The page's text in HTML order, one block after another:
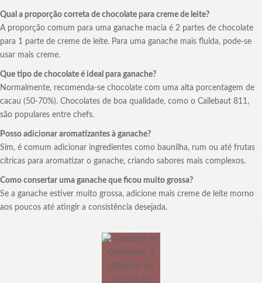
Qual a proporção correta de chocolate para creme de leite?
A proporção comum para uma ganache macia é 2 partes de chocolate
para 1 parte de creme de leite. Para uma ganache mais fluida, pode-se
usar mais creme.
Que tipo de chocolate é ideal para ganache?
Normalmente, recomenda-se chocolate com uma alta porcentagem de
cacau (50-70%). Chocolates de boa qualidade, como o Callebaut 811,
são populares entre chefs.
Posso adicionar aromatizantes à ganache?
Sim, é comum adicionar ingredientes como baunilha, rum ou até frutas
cítricas para aromatizar o ganache, criando sabores mais complexos.
Como consertar uma ganache que ficou muito grossa?
Se a ganache estiver muito grossa, adicione mais creme de leite morno
aos poucos até atingir a consistência desejada.